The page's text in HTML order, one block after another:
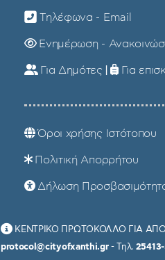
Τηλέφωνα - Email
Ενημέρωση -
Για Δημότες | Για
Όροι χρήσης Ιστότοπου
Πολιτική Απορρήτου
Δήλωση
ΚΕΝΤΡΙΚΟ ΠΡΩΤΟΚΟΛΛΟ ΓΙΑ
protocol@cityofxanthi.gr- Τηλ.